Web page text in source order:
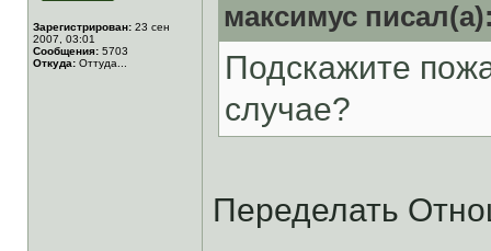
Зарегистрирован: 23 сен
2007, 03:01
Сообщения: 5703
Откуда: Оттуда...
максимус
Подскажите
случае?
Переделать